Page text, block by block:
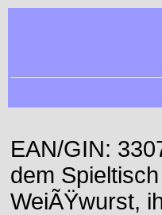
EAN/GIN:
dem
WeiÃŸwurst,